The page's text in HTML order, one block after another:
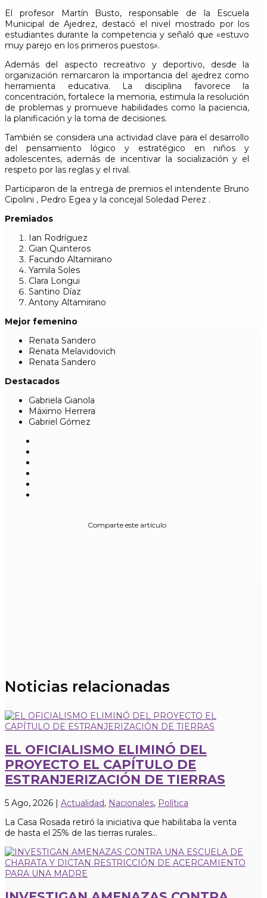
El profesor Martín Busto, responsable de la Escuela
Municipal de Ajedrez, destacó el nivel mostrado por los
estudiantes durante la competencia y señaló que «estuvo
muy parejo en los primeros puestos».
Además del aspecto recreativo y deportivo, desde la
organización remarcaron la importancia del ajedrez como
herramienta educativa. La disciplina favorece la
concentración, fortalece la memoria, estimula la resolución
de problemas y promueve habilidades como la paciencia,
la planificación y la toma de decisiones.
También se considera una actividad clave para el desarrollo
del pensamiento lógico y estratégico en niños y
adolescentes, además de incentivar la socialización y el
respeto por las reglas y el rival.
Participaron de la entrega de premios el intendente Bruno
Cipolini , Pedro Egea y la concejal Soledad Perez .
Premiados
Ian Rodríguez
Gian Quinteros
Facundo Altamirano
Yamila Soles
Clara Longui
Santino Díaz
Antony Altamirano
Mejor femenino
Renata Sandero
Renata Melavidovich
Renata Sandero
Destacados
Gabriela Gianola
Máximo Herrera
Gabriel Gómez
Comparte este artículo
Noticias relacionadas
EL OFICIALISMO ELIMINÓ DEL
PROYECTO EL CAPÍTULO DE
ESTRANJERIZACIÓN DE TIERRAS
5 Ago, 2026 | Actualidad, Nacionales, Política
La Casa Rosada retiró la iniciativa que habilitaba la venta
de hasta el 25% de las tierras rurales...